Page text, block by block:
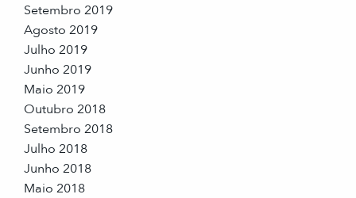
Setembro 2019
Agosto 2019
Julho 2019
Junho 2019
Maio 2019
Outubro 2018
Setembro 2018
Julho 2018
Junho 2018
Maio 2018